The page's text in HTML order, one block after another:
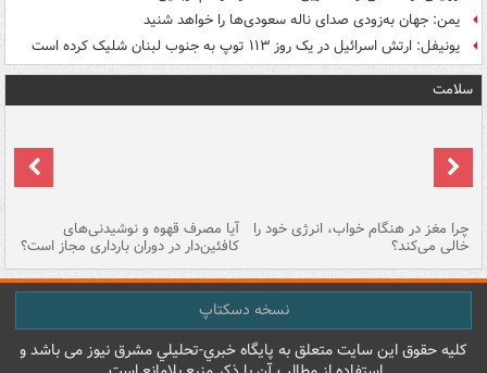
یمن: جهان به‌زودی صدای ناله سعودی‌ها را خواهد شنید
یونیفل: ارتش اسرائیل در یک روز ۱۱۳ توپ به جنوب لبنان شلیک کرده است
سلامت
چرا مغز در هنگام خواب، انرژی خود را
خالی می‌کند؟
آیا مصرف قهوه و نوشیدنی‌های
کافئین‌دار در دوران بارداری مجاز است؟
نسخه دسکتاپ
کليه حقوق اين سايت متعلق به پایگاه خبري-تحليلي مشرق نيوز می باشد و